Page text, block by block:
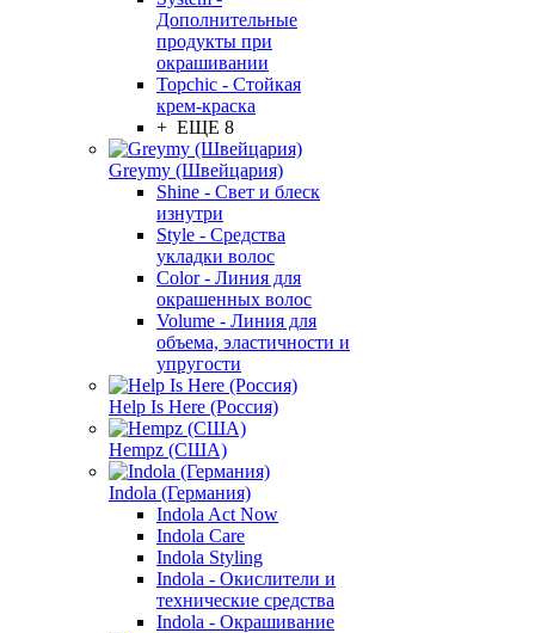
Дополнительные
продукты при
окрашивании
Topchic - Стойкая
крем-краска
+ ЕЩЕ 8
Greymy (Швейцария)
Shine - Свет и блеск
изнутри
Style - Средства
укладки волос
Color - Линия для
окрашенных волос
Volume - Линия для
объема, эластичности и
упругости
Help Is Here (Россия)
Hempz (США)
Indola (Германия)
Indola Act Now
Indola Care
Indola Styling
Indola - Окислители и
технические средства
Indola - Окрашивание